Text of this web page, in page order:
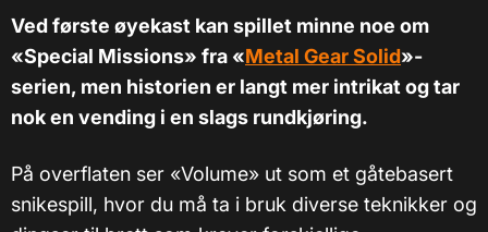
Ved første øyekast kan spillet minne noe om
«Special Missions» fra «Metal Gear Solid»-
serien, men historien er langt mer intrikat og tar
nok en vending i en slags rundkjøring.
På overflaten ser «Volume» ut som et gåtebasert
snikespill, hvor du må ta i bruk diverse teknikker og